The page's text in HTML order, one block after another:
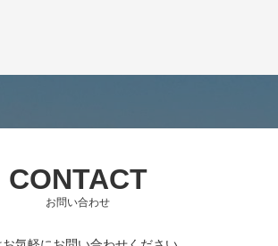
CONTACT
お問い合わせ